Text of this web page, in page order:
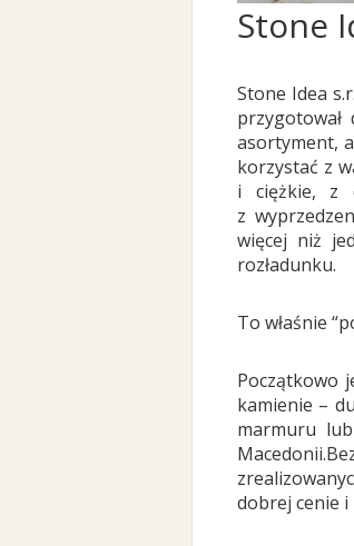
Stone
Stone Idea
asortyment,
korzystać z
i ciężkie, z
z
więcej niż
rozładunku.
To właśnie
Początkowo
kamienie –
marmuru
dobrej cenie